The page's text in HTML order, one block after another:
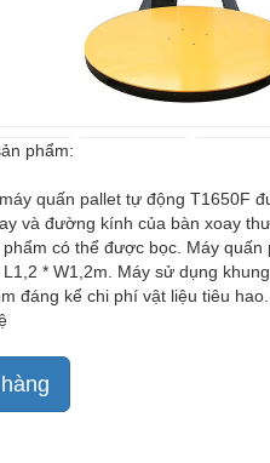
phẩm:
quấn pallet tự động T1650F
và đường kính của bàn xoay
có thể được bọc. Máy quấn
* W1,2m. Máy sử dụng
đáng kể chi phí vật liệu tiêu hao.